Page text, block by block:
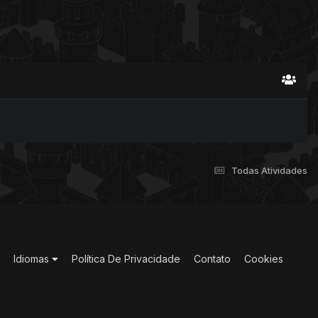
Todas Atividades
Idiomas Política De Privacidade Contato Cookies